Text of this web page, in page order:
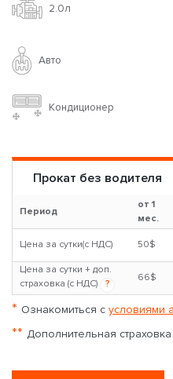
2.0л
Авто
Кондиционер
Прокат без водителя
Период
от 1
мес.
Цена за сутки(с НДС) 50$
Цена за сутки + доп.
страховка (с НДС)
?
66$
* Ознакомиться с условиями
** Дополнительная страховка